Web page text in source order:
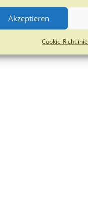
Akzeptieren
Cookie-Richtlinie